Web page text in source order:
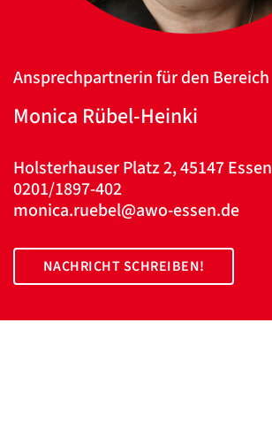
Ansprechpartnerin für den Bereich
Monica Rübel-Heinki
Holsterhauser Platz 2, 45147 Essen
0201/1897-402
monica.ruebel@awo-essen.de
NACHRICHT SCHREIBEN!